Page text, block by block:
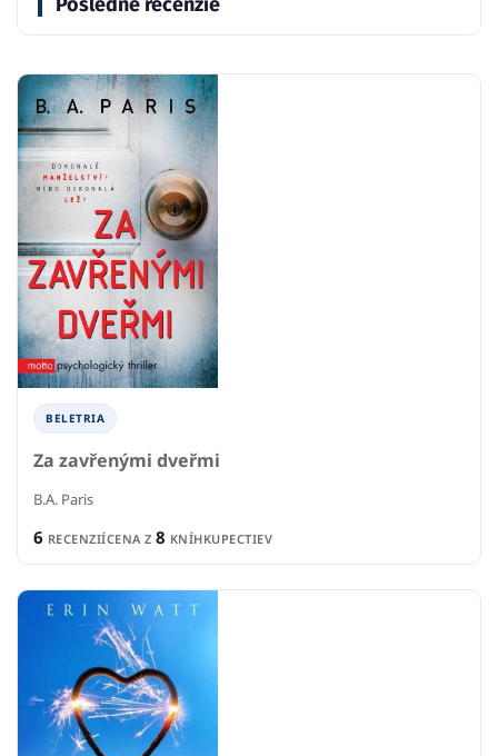
BELETRIA
Za zavřenými dveřmi
B.A. Paris
6 RECENZIÍCENA Z 8 KNÍHKUPECTIEV